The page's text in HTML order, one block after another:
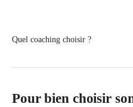
Quel coaching choisir ?
Pour bien choisir